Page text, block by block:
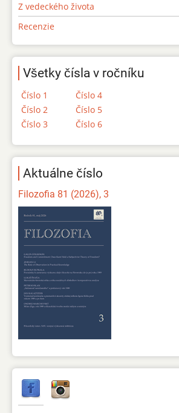
Z vedeckého života
Recenzie
Všetky čísla v ročníku
Číslo 1
Číslo 2
Číslo 3
Číslo 4
Číslo 5
Číslo 6
Aktuálne číslo
Filozofia 81 (2026), 3